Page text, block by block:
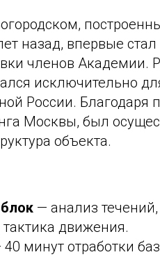
назад, впервые
членов Академии.
исключительно
России. Благодаря
Москвы, был
объекта.
— анализ течений,
движения.
40 минут отработки